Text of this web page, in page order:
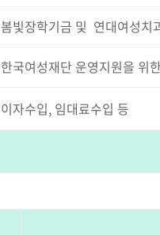
봄빛장학기금 및 연대여성치
한국여성재단 운영지원을 위
이자수입, 임대료수입 등